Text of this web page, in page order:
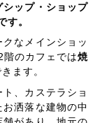
ップ・ショップ
す。
なメインショッ
のカフェでは焼
ます。
、カステラショ
洒落な建物の中